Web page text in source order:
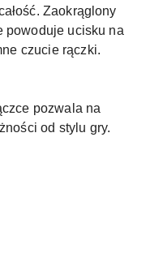
Zaokrąglony
powoduje ucisku na
czucie rączki.
pozwala na
od stylu gry.